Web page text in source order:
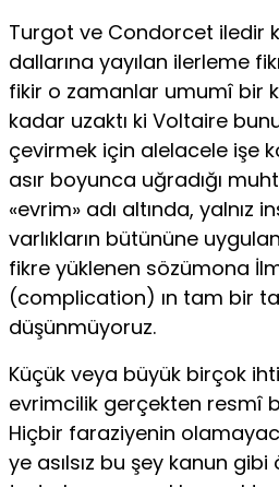
Turgot ve Condorcet iledir
dallarına yayılan ilerleme
fikir o zamanlar umumî bir
kadar uzaktı ki Voltaire
çevirmek için alelacele işe
asır boyunca uğradığı
«evrim» adı altında, yalnız
varlıkların bütününe
fikre yüklenen sözümona
(complication) ın tam bir
düşünmüyoruz.
Küçük veya büyük birçok
evrimcilik gerçekten resmî
Hiçbir faraziyenin
ye asılsız bu şey kanun